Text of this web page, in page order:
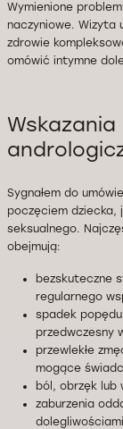
Wymienione
naczyniowe. Wizyta
zdrowie
omówić intymne
Sygnałem do
poczęciem dziecka,
seksualnego.
obejmują:
bezskuteczne
regularnego
spadek
przedwczesny
przewlekłe
mogące
ból, obrzęk lub
zaburzenia